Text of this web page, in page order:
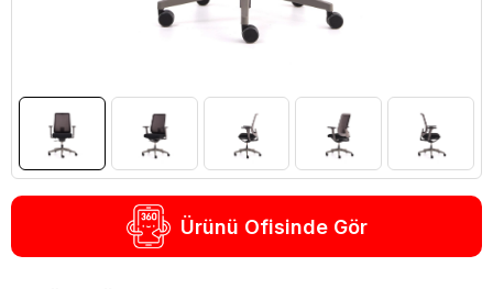
Ürünü Ofisinde Gör